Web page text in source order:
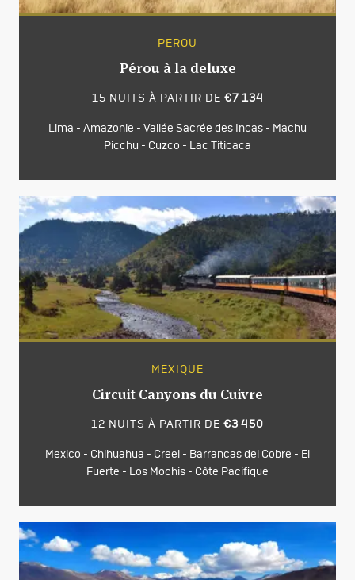
PEROU
Pérou à la deluxe
15 NUITS À PARTIR DE €7 134
Lima - Amazonie - Vallée Sacrée des Incas - Machu
Picchu - Cuzco - Lac Titicaca
MEXIQUE
Circuit Canyons du Cuivre
12 NUITS À PARTIR DE €3 450
Mexico - Chihuahua - Creel - Barrancas del Cobre - El
Fuerte - Los Mochis - Côte Pacifique